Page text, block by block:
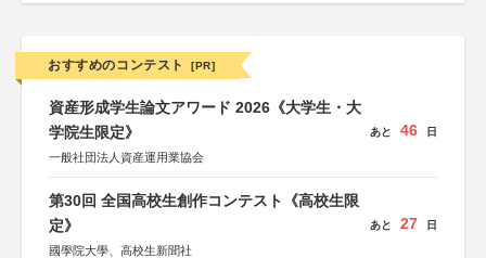
おすすめのコンテスト [PR]
資産形成学生論文アワード 2026《大学生・大
学院生限定》
一般社団法人資産運用業協会
あと 46 日
第30回 全国高校生創作コンテスト《高校生限
定》
國學院大學、高校生新聞社
あと 27 日